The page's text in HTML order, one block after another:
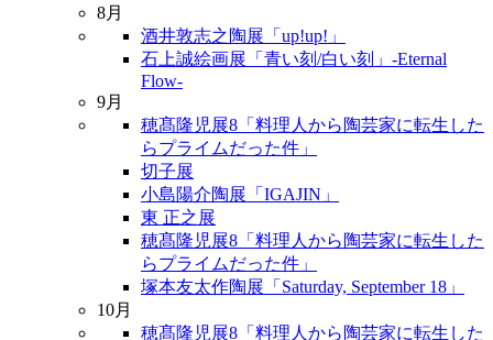
8月
酒井敦志之陶展「up!up!」
石上誠絵画展「青い刻/白い刻」-Eternal
Flow-
9月
穂髙隆児展8「料理人から陶芸家に転生した
らプライムだった件」
切子展
小島陽介陶展「IGAJIN」
東 正之展
穂髙隆児展8「料理人から陶芸家に転生した
らプライムだった件」
塚本友太作陶展「Saturday, September 18」
10月
穂髙隆児展8「料理人から陶芸家に転生した